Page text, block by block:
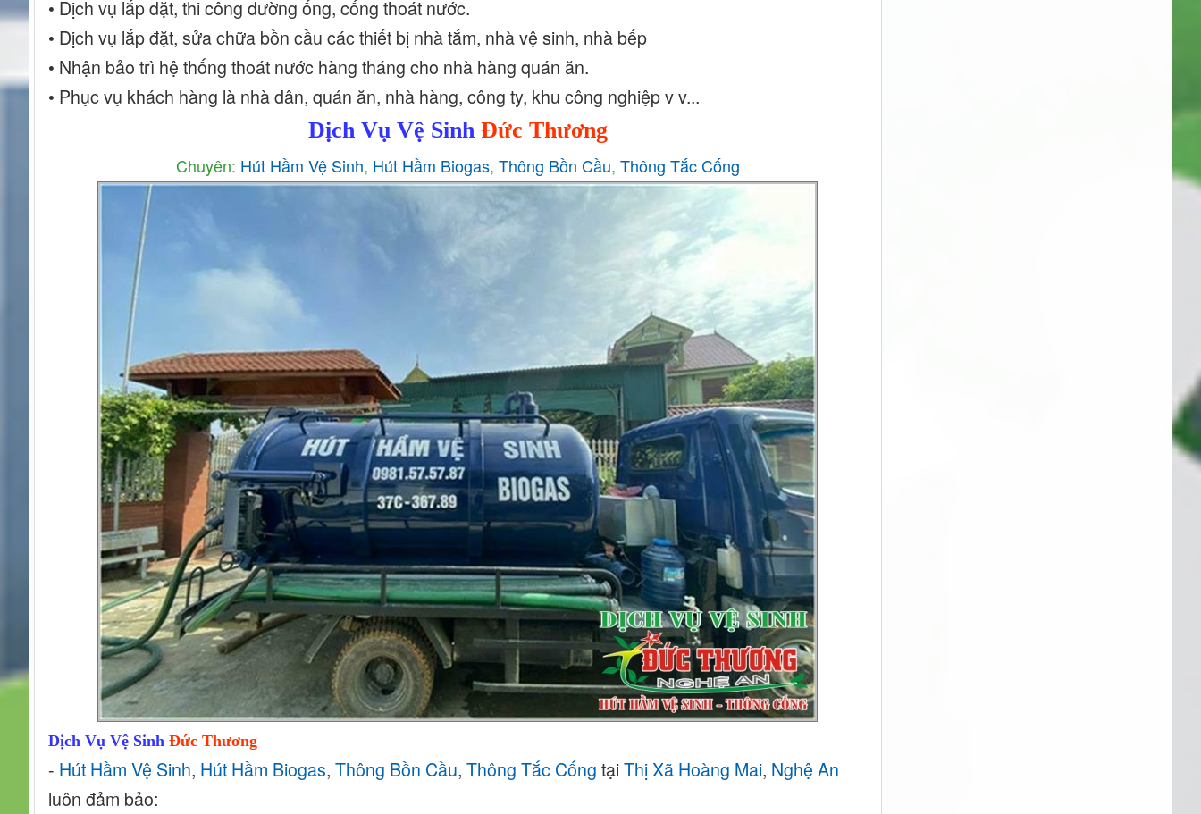
• Dịch vụ lắp đặt, thi công đường ống, cống thoát nước.
• Dịch vụ lắp đặt, sửa chữa bồn cầu các thiết bị nhà tắm, nhà vệ sinh, nhà bếp
• Nhận bảo trì hệ thống thoát nước hàng tháng cho nhà hàng quán ăn.
• Phục vụ khách hàng là nhà dân, quán ăn, nhà hàng, công ty, khu công nghiệp v v...
Dịch Vụ Vệ Sinh Đức Thương
Chuyên: Hút Hầm Vệ Sinh, Hút Hầm Biogas, Thông Bồn Cầu, Thông Tắc Cống
Dịch Vụ Vệ Sinh Đức Thương
- Hút Hầm Vệ Sinh, Hút Hầm Biogas, Thông Bồn Cầu, Thông Tắc Cống tạiThị Xã Hoàng Mai, Nghệ An
luôn đảm bảo: